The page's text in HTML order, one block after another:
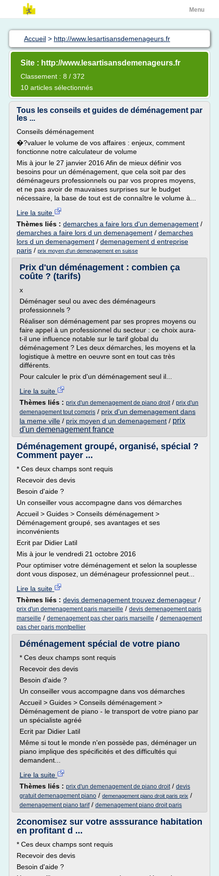
Menu
Accueil > http://www.lesartisansdemenageurs.fr
Site : http://www.lesartisansdemenageurs.fr
Classement : 8 / 372
10 articles sélectionnés
Tous les conseils et guides de déménagement par
les ...
Conseils déménagement
�?valuer le volume de vos affaires : enjeux, comment
fonctionne notre calculateur de volume
Mis à jour le 27 janvier 2016 Afin de mieux définir vos
besoins pour un déménagement, que cela soit par des
déménageurs professionnels ou par vos propres moyens,
et ne pas avoir de mauvaises surprises sur le budget
nécessaire, la base de tout est de connaître le volume à...
Lire la suite
Thèmes liés : demarches a faire lors d'un demenagement /
demarches a faire lors d un demenagement / demarches
lors d un demenagement / demenagement d entreprise
paris / prix moyen d'un demenagement en suisse
Prix d'un déménagement : combien ça
coûte ? (tarifs)
x
Déménager seul ou avec des déménageurs
professionnels ?
Réaliser son déménagement par ses propres moyens ou
faire appel à un professionnel du secteur : ce choix aura-
t-il une influence notable sur le tarif global du
déménagement ? Les deux démarches, les moyens et la
logistique à mettre en oeuvre sont en tout cas très
différents.
Pour calculer le prix d'un déménagement seul il...
Lire la suite
Thèmes liés : prix d'un demenagement de piano droit/ prix d'un
demenagement tout compris / prix d'un demenagement dans
la meme ville / prix moyen d un demenagement / prix
d'un demenagement france
Déménagement groupé, organisé, spécial ?
Comment payer ...
* Ces deux champs sont requis
Recevoir des devis
Besoin d'aide ?
Un conseiller vous accompagne dans vos démarches
Accueil > Guides > Conseils déménagement >
Déménagement groupé, ses avantages et ses
inconvénients
Ecrit par Didier Latil
Mis à jour le vendredi 21 octobre 2016
Pour optimiser votre déménagement et selon la souplesse
dont vous disposez, un déménageur professionnel peut...
Lire la suite
Thèmes liés : devis demenagement trouvez demenageur /
prix d'un demenagement paris marseille / devis demenagement paris
marseille / demenagement pas cher paris marseille / demenagement
pas cher paris montpellier
Déménagement spécial de votre piano
* Ces deux champs sont requis
Recevoir des devis
Besoin d'aide ?
Un conseiller vous accompagne dans vos démarches
Accueil > Guides > Conseils déménagement >
Déménagement de piano - le transport de votre piano par
un spécialiste agréé
Ecrit par Didier Latil
Même si tout le monde n'en possède pas, déménager un
piano implique des spécificités et des difficultés qui
demandent...
Lire la suite
Thèmes liés : prix d'un demenagement de piano droit/ devis
gratuit demenagement piano / demenagement piano droit paris prix /
demenagement piano tarif/ demenagement piano droit paris
2conomisez sur votre asssurance habitation
en profitant d ...
* Ces deux champs sont requis
Recevoir des devis
Besoin d'aide ?